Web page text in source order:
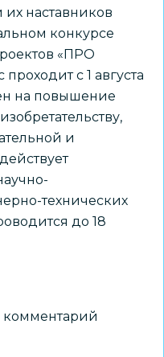
их наставников
конкурсе
«ПРО
с 1 августа
на повышение
и
технических
до 18
комментарий